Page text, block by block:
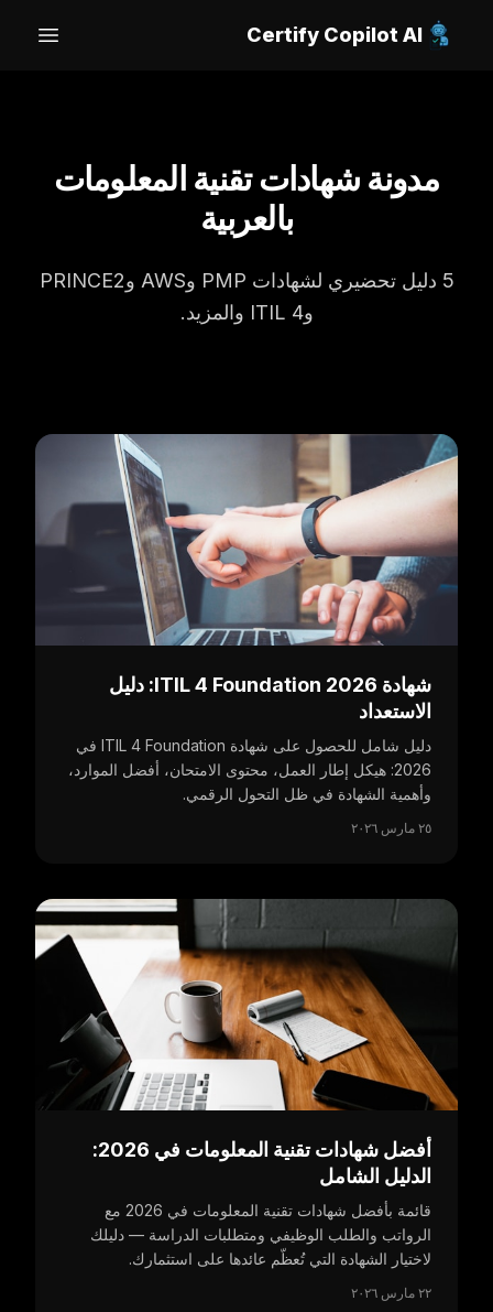
Certify Copilot AI
مدونة شهادات تقنية المعلومات
بالعربية
5
دليل تحضيري لشهادات PMP وAWS وPRINCE2
وITIL 4 والمزيد.
شهادة ITIL 4 Foundation 2026: دليل
الاستعداد
دليل شامل للحصول على شهادة ITIL 4 Foundation في
2026: هيكل إطار العمل، محتوى الامتحان، أفضل الموارد،
وأهمية الشهادة في ظل التحول الرقمي.
٢٥ مارس ٢٠٢٦
أفضل شهادات تقنية المعلومات في 2026:
الدليل الشامل
قائمة بأفضل شهادات تقنية المعلومات في 2026 مع
الرواتب والطلب الوظيفي ومتطلبات الدراسة — دليلك
لاختيار الشهادة التي تُعظّم عائدها على استثمارك.
٢٢ مارس ٢٠٢٦